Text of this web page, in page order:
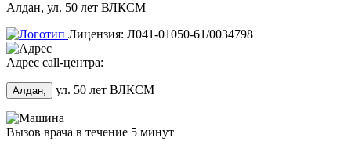
Алдан, ул. 50 лет ВЛКСМ
Лицензия: Л041-01050-61/0034798
Адрес call-центра:
Алдан, ул. 50 лет ВЛКСМ
Вызов врача в течение 5 минут